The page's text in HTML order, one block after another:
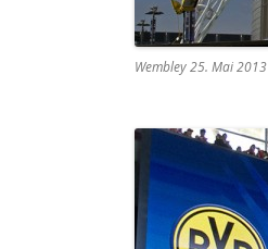
Wembley 25. Mai 2013